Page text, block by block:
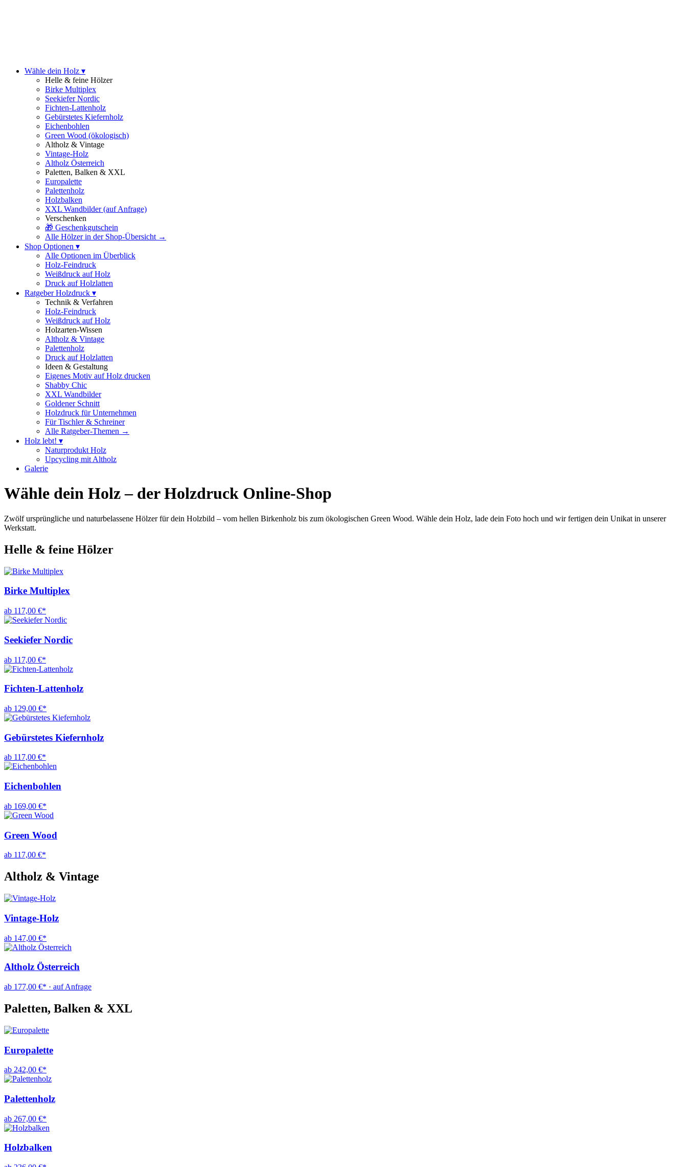
Wähle dein Holz ▾
Helle & feine Hölzer
Birke Multiplex
Seekiefer Nordic
Fichten-Lattenholz
Gebürstetes Kiefernholz
Eichenbohlen
Green Wood (ökologisch)
Altholz & Vintage
Vintage-Holz
Altholz Österreich
Paletten, Balken & XXL
Europalette
Palettenholz
Holzbalken
XXL Wandbilder(auf Anfrage)
Verschenken
🎁 Geschenkgutschein
Alle Hölzer in der Shop-Übersicht →
Shop Optionen ▾
Alle Optionen im Überblick
Holz-Feindruck
Weißdruck auf Holz
Druck auf Holzlatten
Ratgeber Holzdruck ▾
Technik & Verfahren
Holz-Feindruck
Weißdruck auf Holz
Holzarten-Wissen
Altholz & Vintage
Palettenholz
Druck auf Holzlatten
Ideen & Gestaltung
Eigenes Motiv auf Holz drucken
Shabby Chic
XXL Wandbilder
Goldener Schnitt
Holzdruck für Unternehmen
Für Tischler & Schreiner
Alle Ratgeber-Themen →
Holz lebt! ▾
Naturprodukt Holz
Upcycling mit Altholz
Galerie
Wähle dein Holz – der Holzdruck Online-Shop
Zwölf ursprüngliche und naturbelassene Hölzer für dein Holzbild – vom hellen Birkenholz bis zum ökologischen Green Wood. Wähle dein Holz, lade dein Foto hoch und wir fertigen dein Unikat in unserer
Werkstatt.
Helle & feine Hölzer
Birke Multiplex
ab 117,00 €*
Seekiefer Nordic
ab 117,00 €*
Fichten-Lattenholz
ab 129,00 €*
Gebürstetes Kiefernholz
ab 117,00 €*
Eichenbohlen
ab 169,00 €*
Green Wood
ab 117,00 €*
Altholz & Vintage
Vintage-Holz
ab 147,00 €*
Altholz Österreich
ab 177,00 €* · auf Anfrage
Paletten, Balken & XXL
Europalette
ab 242,00 €*
Palettenholz
ab 267,00 €*
Holzbalken